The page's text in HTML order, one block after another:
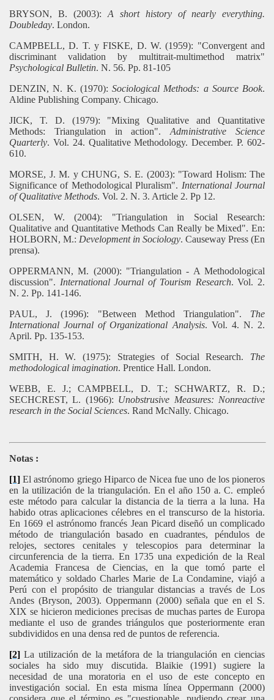
BRYSON, B. (2003): A short history of nearly everything.
Doubleday. London.
CAMPBELL, D. T. y FISKE, D. W. (1959): "Convergent and
discriminant validation by multitrait-multimethod matrix"
Psychological Bulletin. N. 56. Pp. 81-105
DENZIN, N. K. (1970): Sociological Methods: a Source Book.
Aldine Publishing Company. Chicago.
JICK, T. D. (1979): "Mixing Qualitative and Quantitative
Methods: Triangulation in action".Administrative Science
Quarterly. Vol. 24. Qualitative Methodology. December. P. 602-
610.
MORSE, J. M. y CHUNG, S. E. (2003): "Toward Holism: The
Significance of Methodological Pluralism". International Journal
of Qualitative Methods. Vol. 2. N. 3. Article 2. Pp 12.
OLSEN, W. (2004): "Triangulation in Social Research:
Qualitative and Quantitative Methods Can Really be Mixed". En:
HOLBORN, M.: Development in Sociology. Causeway Press (En
prensa).
OPPERMANN, M. (2000): "Triangulation - A Methodological
discussion". International Journal of Tourism Research. Vol. 2.
N. 2. Pp. 141-146.
PAUL, J. (1996): "Between Method Triangulation". The
International Journal of Organizational Analysis. Vol. 4. N. 2.
April. Pp. 135-153.
SMITH, H. W. (1975): Strategies of Social Research. The
methodological imagination. Prentice Hall. London.
WEBB, E. J.; CAMPBELL, D. T.; SCHWARTZ, R. D.;
SECHCREST, L. (1966): Unobstrusive Measures: Nonreactive
research in the Social Sciences. Rand McNally. Chicago.
Notas :
[1] El astrónomo griego Hiparco de Nicea fue uno de los pioneros
en la utilización de la triangulación. En el año 150 a. C. empleó
este método para calcular la distancia de la tierra a la luna. Ha
habido otras aplicaciones célebres en el transcurso de la historia.
En 1669 el astrónomo francés Jean Picard diseñó un complicado
método de triangulación basado en cuadrantes, péndulos de
relojes, sectores cenitales y telescopios para determinar la
circunferencia de la tierra. En 1735 una expedición de la Real
Academia Francesa de Ciencias, en la que tomó parte el
matemático y soldado Charles Marie de La Condamine, viajó a
Perú con el propósito de triangular distancias a través de Los
Andes (Bryson, 2003). Oppermann (2000) señala que en el S.
XIX se hicieron mediciones precisas de muchas partes de Europa
mediante el uso de grandes triángulos que posteriormente eran
subdivididos en una densa red de puntos de referencia.
[2] La utilización de la metáfora de la triangulación en ciencias
sociales ha sido muy discutida. Blaikie (1991) sugiere la
necesidad de una moratoria en el uso de este concepto en
investigación social. En esta misma línea Oppermann (2000)